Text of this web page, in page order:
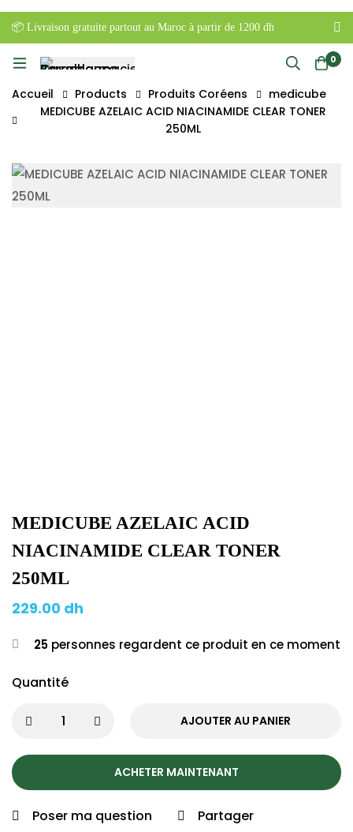
📦 Livraison gratuite partout au Maroc à partir de 1200 dh
0
Accueil Products Produits Coréens
medicube
MEDICUBE AZELAIC ACID NIACINAMIDE CLEAR TONER
250ML
MEDICUBE AZELAIC ACID
NIACINAMIDE CLEAR TONER
250ML
229.00 dh
25 personnes regardent ce produit en ce moment
Quantité
AJOUTER AU PANIER
ACHETER MAINTENANT
Poser ma question Partager